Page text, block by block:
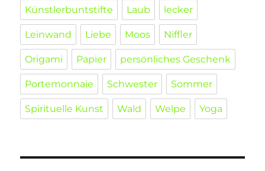
Künstlerbuntstifte Laub lecker
Leinwand Liebe Moos Niffler
Origami Papier persönliches Geschenk
Portemonnaie Schwester Sommer
Spirituelle Kunst Wald Welpe Yoga